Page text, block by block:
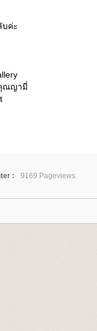
ค่ะ
ณญามี่
:
9169 Pageviews.